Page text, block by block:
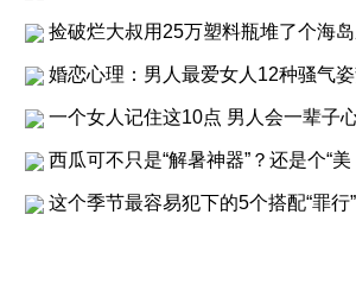
捡破烂大叔用25万塑料瓶堆了个海
婚恋心理：男人最爱女人12种骚气
一个女人记住这10点 男人会一辈子
西瓜可不只是“解暑神器”？还是个“美
这个季节最容易犯下的5个搭配“罪行”